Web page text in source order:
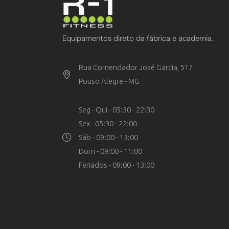
Equipamentos direto da fábrica e academia.
Rua Comendador José Garcia, 517
Pouso Alegre - MG
Seg - Qui - 05:30 - 22:30
Sex - 05:30 - 22:00
Sáb - 09:00 - 13:00
Dom - 09:00 - 11:00
Feriados - 09:00 - 13:00